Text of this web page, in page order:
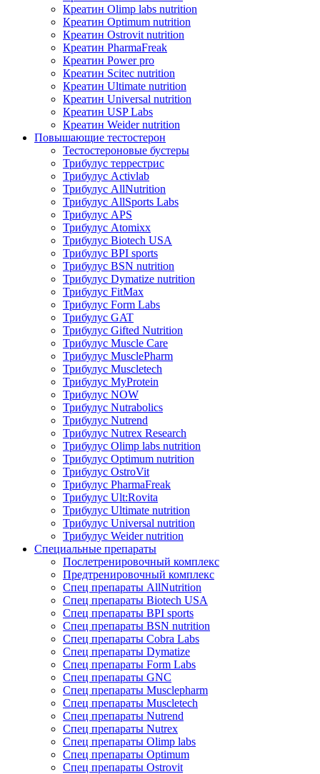
Креатин Olimp labs nutrition
Креатин Optimum nutrition
Креатин Ostrovit nutrition
Креатин PharmaFreak
Креатин Power pro
Креатин Scitec nutrition
Креатин Ultimate nutrition
Креатин Universal nutrition
Креатин USP Labs
Креатин Weider nutrition
Повышающие тестостерон
Тестостероновые бустеры
Трибулус террестрис
Трибулус Activlab
Трибулус AllNutrition
Трибулус AllSports Labs
Трибулус APS
Трибулус Atomixx
Трибулус Biotech USA
Трибулус BPI sports
Трибулус BSN nutrition
Трибулус Dymatize nutrition
Трибулус FitMax
Трибулус Form Labs
Трибулус GAT
Трибулус Gifted Nutrition
Трибулус Muscle Care
Трибулус MusclePharm
Трибулус Muscletech
Трибулус MyProtein
Трибулус NOW
Трибулус Nutrabolics
Трибулус Nutrend
Трибулус Nutrex Research
Трибулус Olimp labs nutrition
Трибулус Optimum nutrition
Трибулус OstroVit
Трибулус PharmaFreak
Трибулус Ult:Rovita
Трибулус Ultimate nutrition
Трибулус Universal nutrition
Трибулус Weider nutrition
Специальные препараты
Послетренировочный комплекс
Предтренировочный комплекс
Спец препараты AllNutrition
Спец препараты Biotech USA
Спец препараты BPI sports
Спец препараты BSN nutrition
Спец препараты Cobra Labs
Спец препараты Dymatize
Спец препараты Form Labs
Спец препараты GNC
Спец препараты Musclepharm
Спец препараты Muscletech
Спец препараты Nutrend
Спец препараты Nutrex
Спец препараты Olimp labs
Спец препараты Optimum
Спец препараты Ostrovit